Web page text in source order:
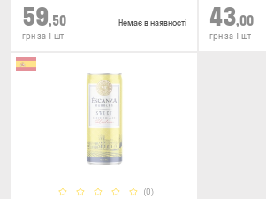
59,50
грн за 1 шт
Немає в наявності 43,00
грн за 1 шт
(0)